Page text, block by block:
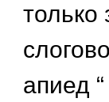
только
апиед